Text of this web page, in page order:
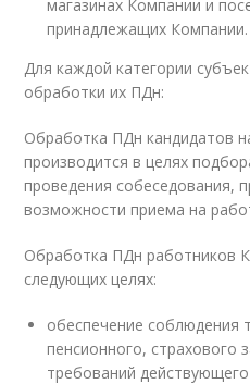
магазинах Компании и
принадлежащих Компании.
Для каждой категории
обработки их ПДн:
Обработка ПДн кандидатов
производится в целях
проведения собеседования,
возможности приема на
Обработка ПДн работников
следующих целях:
обеспечение соблюдения
пенсионного, страхового
требований